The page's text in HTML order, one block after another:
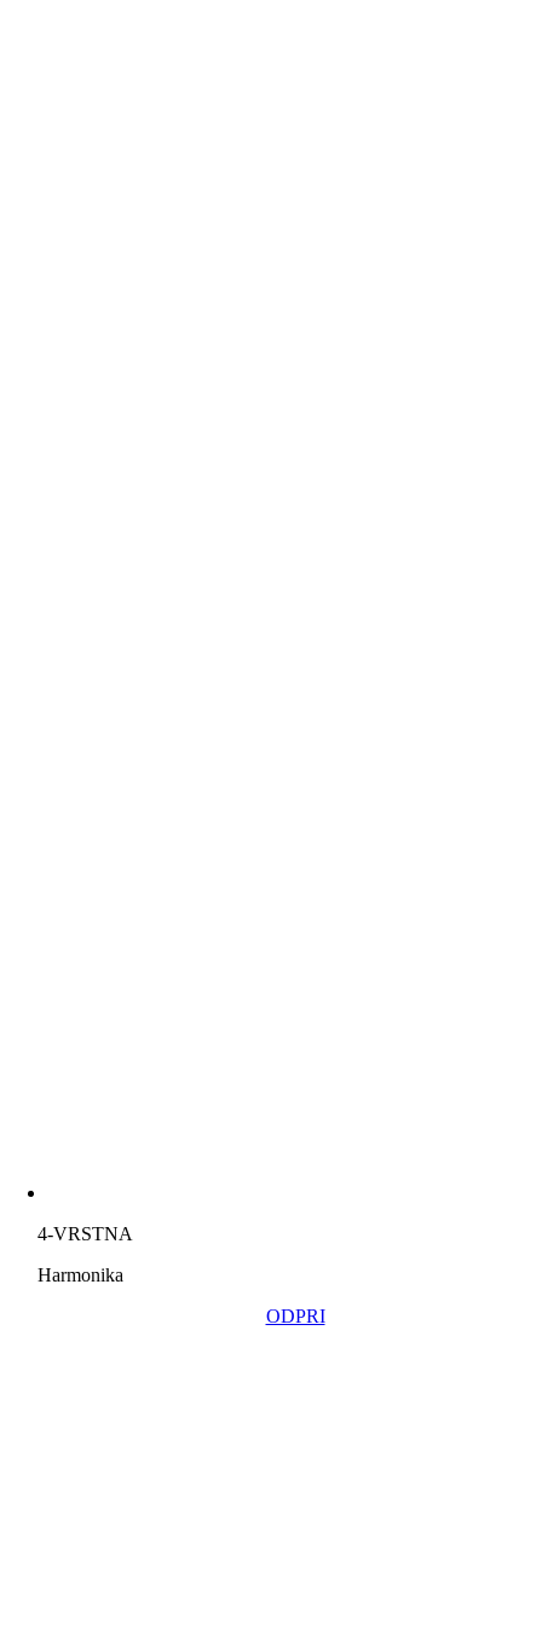
4-VRSTNA
Harmonika
ODPRI